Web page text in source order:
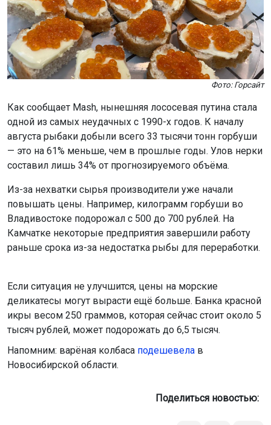
Фото: Горсайт
Как сообщает Mash, нынешняя лососевая путина стала
одной из самых неудачных с 1990-х годов. К началу
августа рыбаки добыли всего 33 тысячи тонн горбуши
— это на 61% меньше, чем в прошлые годы. Улов нерки
составил лишь 34% от прогнозируемого объёма.
Из-за нехватки сырья производители уже начали
повышать цены. Например, килограмм горбуши во
Владивостоке подорожал с 500 до 700 рублей. На
Камчатке некоторые предприятия завершили работу
раньше срока из-за недостатка рыбы для переработки.
Если ситуация не улучшится, цены на морские
деликатесы могут вырасти ещё больше. Банка красной
икры весом 250 граммов, которая сейчас стоит около 5
тысяч рублей, может подорожать до 6,5 тысяч.
Напомним: варёная колбаса подешевела в
Новосибирской области.
Поделиться новостью: